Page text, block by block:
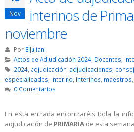
Nov
interinos de
noviembre
Por ElJulian
Actos de Adjudicación 2024, Docentes
2024, adjudicación, adjudicaciones,
especialidades, interino, Interinos, maestros,
0 Comentarios
En esta entrada encontraréis toda la
adjudicación de PRIMARIA de esta